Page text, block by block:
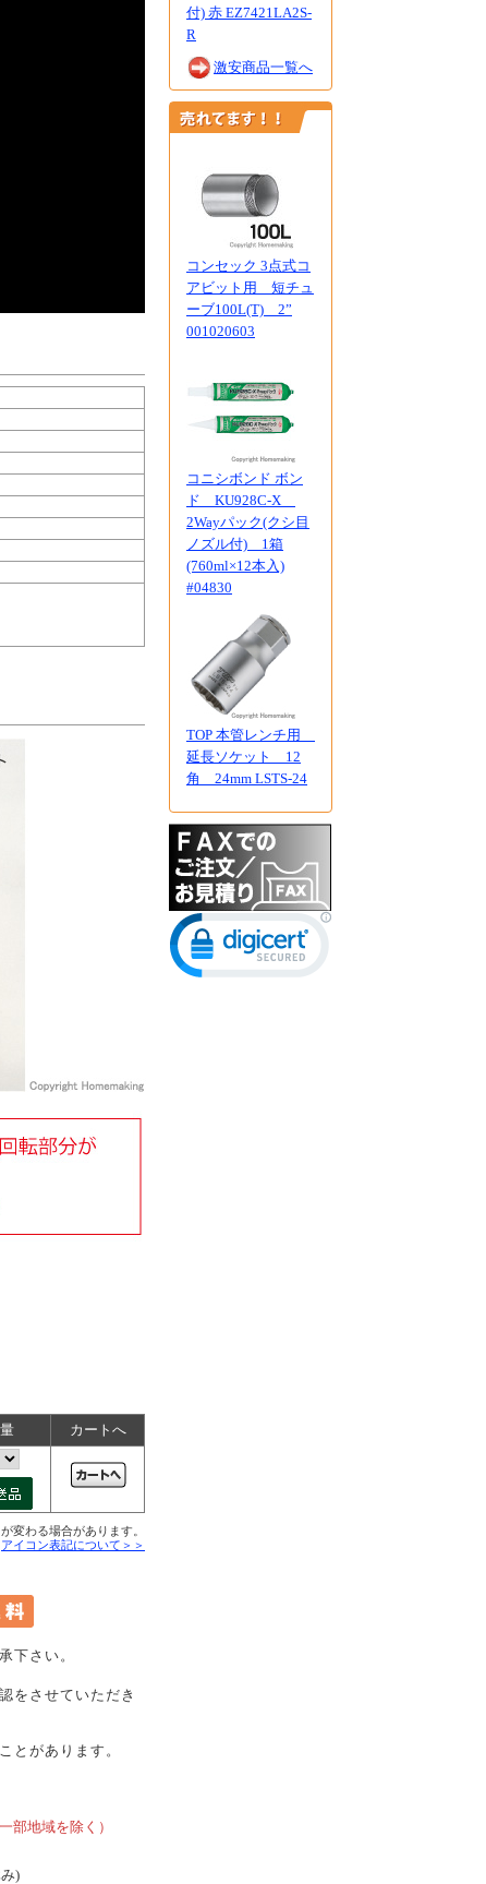
カートへ
変わる場合があります。
アイコン表記について＞＞
下さい。
をさせていただき
とがあります。
部地域を除く）
)
付) 赤 EZ7421LA2S-
R
激安商品一覧へ
コンセック 3点式コ
アビット用 短チュ
ーブ100L(T) 2”
001020603
コニシボンド ボン
ド KU928C-X
2Wayパック(クシ目
ノズル付) 1箱
(760ml×12本入)
#04830
TOP 本管レンチ用
延長ソケット 12
角 24mm LSTS-24